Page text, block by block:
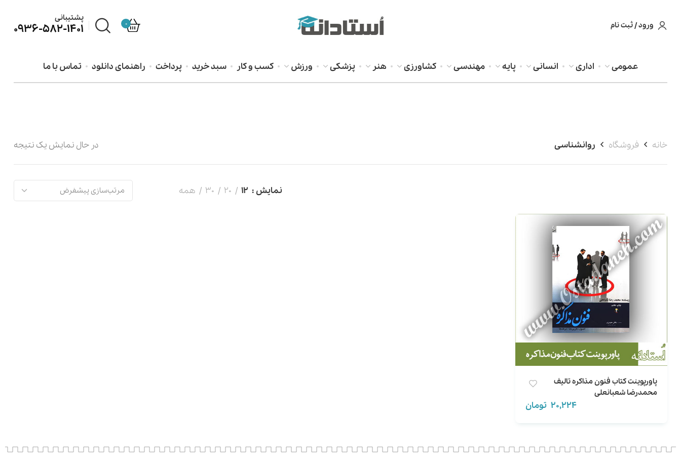
ورود / ثبت نام 0
پشتیبانی
0936-582-1401
عمومی اداری انسانی پایه مهندسی کشاورزی هنر پزشکی ورزش کسب و کار سبد خرید پرداخت راهنمای دانلود تماس با ما
خانه فروشگاه روانشناسی در حال نمایش یک نتیجه
نمایش 12
20
30 همه
پاورپوینت کتاب فنون مذاکره تالیف
محمدرضا شعبانعلی
20,224 تومان